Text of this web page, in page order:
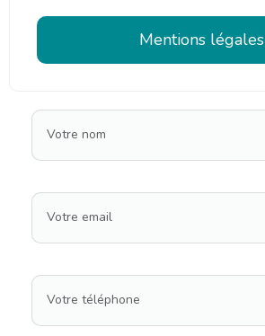
Mentions légales
Votre nom
Votre email
Votre téléphone